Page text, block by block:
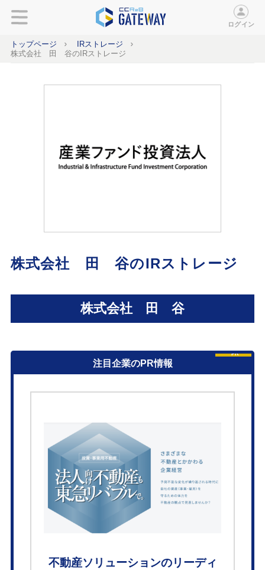
ログイン
トップページ
IRストレージ
株式会社 田 谷のIRストレージ
株式会社 田 谷のIRストレージ
株式会社 田 谷
注目企業のPR情報
PR
不動産ソリューションのリーディ